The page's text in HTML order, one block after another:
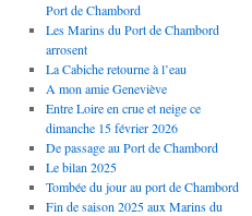
Port de Chambord
Les Marins du Port de Chambord
arrosent
La Cabiche retourne à l’eau
A mon amie Geneviève
Entre Loire en crue et neige ce
dimanche 15 février 2026
De passage au Port de Chambord
Le bilan 2025
Tombée du jour au port de Chambord
Fin de saison 2025 aux Marins du